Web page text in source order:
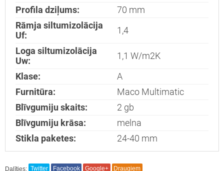
Profila dziļums:
70 mm
Rāmja siltumizolācija
Uf:
1,4
Loga siltumizolācija
Uw:
1,1 W/m2K
Klase:
A
Furnitūra:
Maco Multimatic
Blīvgumiju skaits:
2 gb
Blīvgumiju krāsa:
melna
Stikla paketes:
24-40 mm
Dalīties: Twitter Facebook Google+ Draugiem
Interesē
durvis
mājai
dzīvoklim
Nosūtīt!